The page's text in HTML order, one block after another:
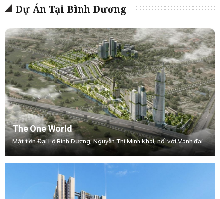
Dự Án Tại Bình Dương
The One World
Mặt tiền Đại Lộ Bình Dương, Nguyễn Thị Minh Khai, nối với Vành đai 3, Phường .Thuận Giao, TP.Thuận An, Tỉnh Bình Dương.